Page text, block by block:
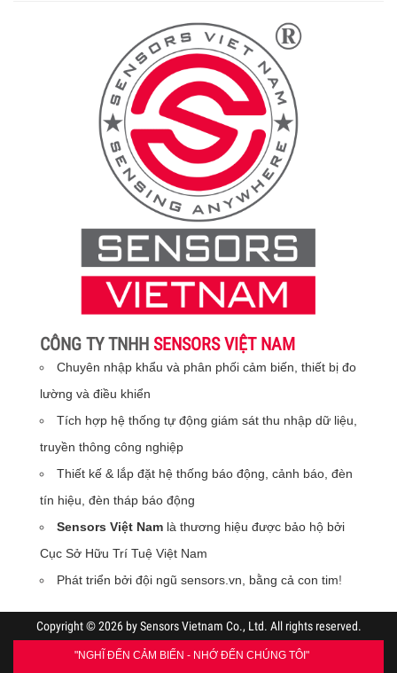
CÔNG TY TNHH SENSORS VIỆT NAM
Chuyên nhập khẩu và phân phối cảm biến, thiết bị đo
lường và điều khiển
Tích hợp hệ thống tự động giám sát thu nhập dữ liệu,
truyền thông công nghiệp
Thiết kế & lắp đặt hệ thống báo động, cảnh báo, đèn
tín hiệu, đèn tháp báo động
Sensors Việt Nam là thương hiệu được bảo hộ bởi
Cục Sở Hữu Trí Tuệ Việt Nam
Phát triển bởi đội ngũ sensors.vn, bằng cả con tim!
Copyright © 2026 by Sensors Vietnam Co., Ltd. All rights reserved.
"NGHĨ ĐẾN CẢM BIẾN - NHỚ ĐẾN CHÚNG TÔI"